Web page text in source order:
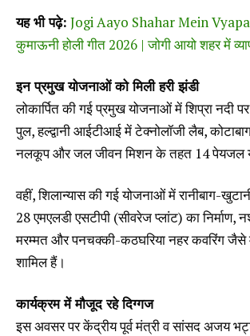
यह भी पढ़े: Jogi Aayo Shahar Mein
कुमाऊनी होली गीत 2026 | जोगी आयो शहर में
इन प्रमुख योजनाओं को मिली हरी झंडी
लोकार्पित की गई प्रमुख योजनाओं में शिप्रा नदी
पुल, हल्द्वानी आईटीआई में टेक्नोलॉजी लैब,
नलकूप और जल जीवन मिशन के तहत 14 पेयजल
वहीं, शिलान्यास की गई योजनाओं में रानीबाग-
28 एमएलडी एसटीपी (सीवरेज प्लांट) का निर्माण,
मरम्मत और पनचक्की-कठघरिया नहर कवरिंग जैसे
शामिल हैं।
कार्यक्रम में मौजूद रहे दिग्गज
इस अवसर पर केंद्रीय पूर्व मंत्री व सांसद अजय